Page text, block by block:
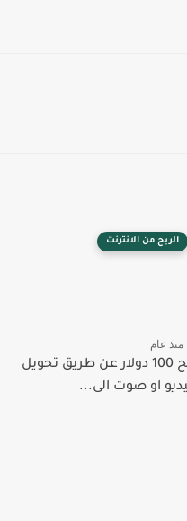
الربح من الانترنت
منذ عام
ربح 100 دولار عن طريق تحويل
او صوت الى...